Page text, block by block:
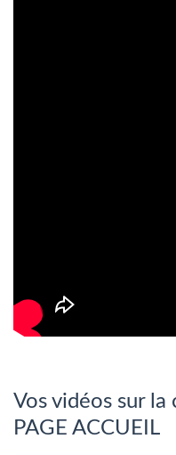
Vos vidéos sur la
PAGE ACCUEIL